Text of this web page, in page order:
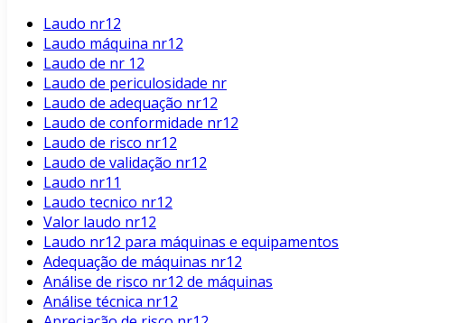
Laudo nr12
Laudo máquina nr12
Laudo de nr 12
Laudo de periculosidade nr
Laudo de adequação nr12
Laudo de conformidade nr12
Laudo de risco nr12
Laudo de validação nr12
Laudo nr11
Laudo tecnico nr12
Valor laudo nr12
Laudo nr12 para máquinas e equipamentos
Adequação de máquinas nr12
Análise de risco nr12 de máquinas
Análise técnica nr12